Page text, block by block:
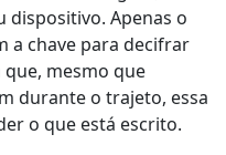
dispositivo. Apenas o
a chave para decifrar
que, mesmo que
durante o trajeto, essa
o que está escrito.